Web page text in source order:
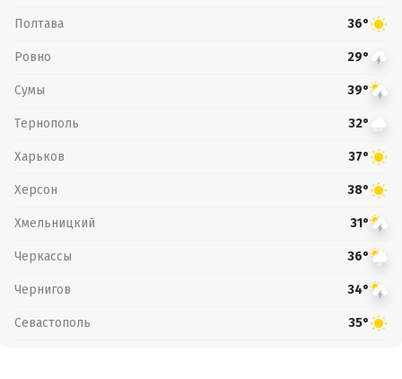
Полтава 36°
Ровно 29°
Сумы 39°
Тернополь 32°
Харьков 37°
Херсон 38°
Хмельницкий 31°
Черкассы 36°
Чернигов 34°
Севастополь 35°